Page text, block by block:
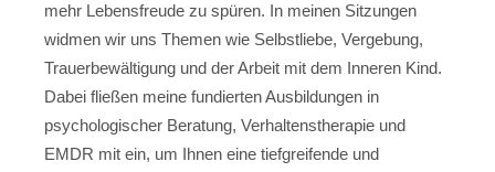
mehr Lebensfreude zu spüren. In meinen Sitzungen
widmen wir uns Themen wie Selbstliebe, Vergebung,
Trauerbewältigung und der Arbeit mit dem Inneren Kind.
Dabei fließen meine fundierten Ausbildungen in
psychologischer Beratung, Verhaltenstherapie und
EMDR mit ein, um Ihnen eine tiefgreifende und